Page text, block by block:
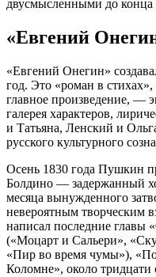
двусмысленными до
«Евгений
«Евгений Онегин»
год. Это «роман в
главное произведение, —
галерея характеров,
и Татьяна, Ленский и
русского культурного
Осень 1830 года Пушкин
Болдино — задержанный
месяца вынужденного
невероятным творческим
написал последние главы
(«Моцарт и Сальери»,
«Пир во время чумы»),
Коломне», около тридцати